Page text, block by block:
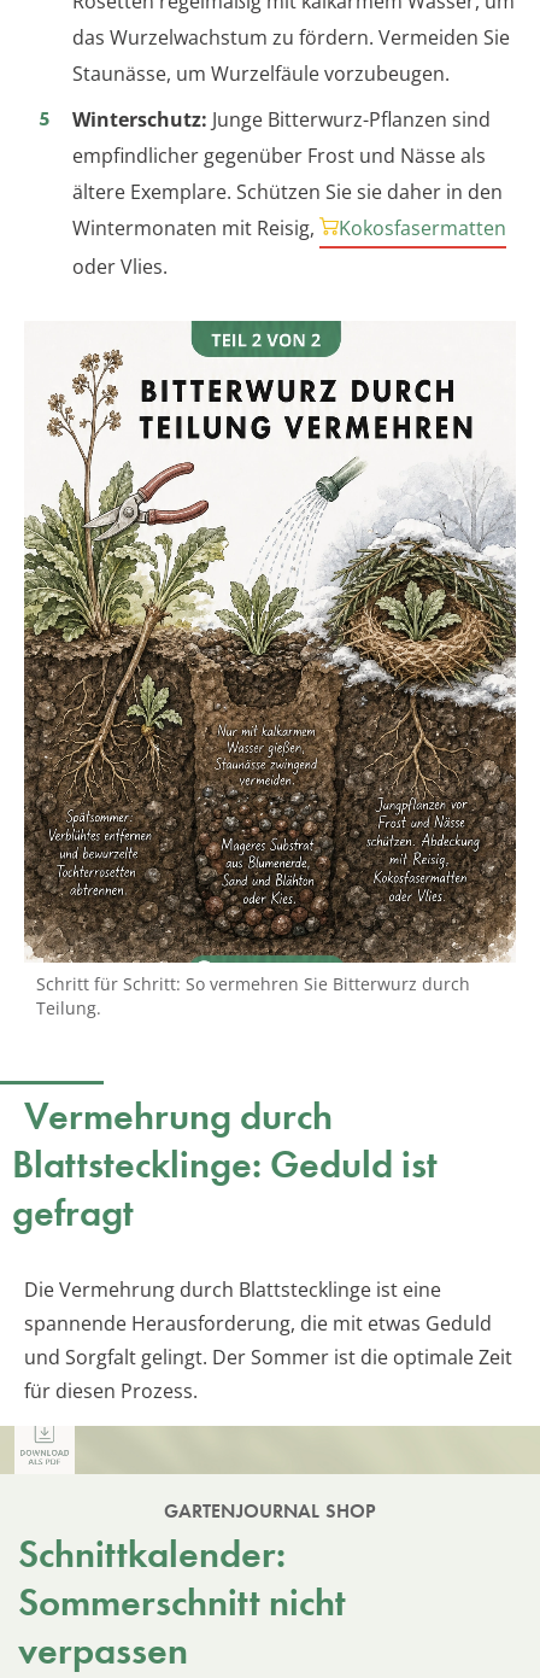
das Wurzelwachstum zu fördern. Vermeiden Sie
Staunässe, um Wurzelfäule vorzubeugen.
Winterschutz: Junge Bitterwurz-Pflanzen sind
empfindlicher gegenüber Frost und Nässe als
ältere Exemplare. Schützen Sie sie daher in den
Wintermonaten mit Reisig,
Kokosfasermatten
oder Vlies.
Schritt für Schritt: So vermehren Sie Bitterwurz durch
Teilung.
Vermehrung durch
Blattstecklinge: Geduld ist
gefragt
Die Vermehrung durch Blattstecklinge ist eine
spannende Herausforderung, die mit etwas Geduld
und Sorgfalt gelingt. Der Sommer ist die optimale Zeit
für diesen Prozess.
GARTENJOURNAL SHOP
Schnittkalender:
Sommerschnitt nicht
verpassen